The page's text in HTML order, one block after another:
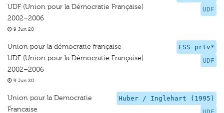
UDF
UDF (Union pour la Démocratie Française)
2002–2006
9 Jun 20
ESS prtv*
UDF
Union pour la démocratie française
UDF (Union pour la Démocratie Française)
2002–2006
9 Jun 20
Huber / Inglehart (1995)
Union pour la Democratie
Francaise